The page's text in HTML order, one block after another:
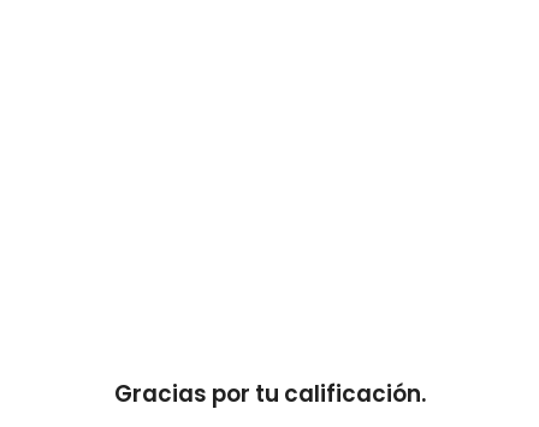
Gracias por tu calificación.